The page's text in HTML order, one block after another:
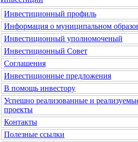
Инвестиционный профиль
Информация о муниципальном
Инвестиционный уполномоченый
Инвестиционный Совет
Соглашения
Инвестиционные предложения
В помощь инвестору
Успешно реализованные и
проекты
Контакты
Полезные ссылки